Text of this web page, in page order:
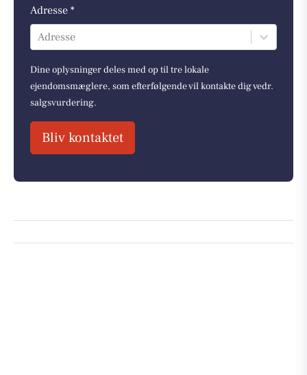
Adresse *
Adresse
Dine oplysninger deles med op til tre lokale
ejendomsmæglere, som efterfølgende vil kontakte dig vedr.
salgsvurdering.
Bliv kontaktet